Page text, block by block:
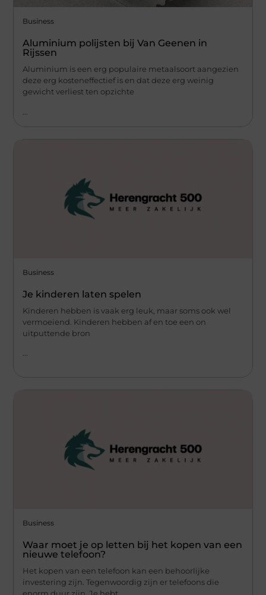
Business
Aluminium polijsten bij Van Geenen in
Rijssen
Aluminium is een erg populaire metaalsoort aangezien
deze erg kosteneffectief is en dat deze erg weinig
gewicht verliest ten opzichte
Business
Je kinderen laten spelen
Kinderen hebben is vaak erg leuk, maar soms ook wel
vermoeiend. Kinderen hebben af en toe een on
uitputtende bron
...
Business
Waar moet je op letten bij het kopen van een
nieuwe telefoon?
Het kopen van een telefoon kan een behoorlijke
investering zijn. Tegenwoordig zijn er telefoons die